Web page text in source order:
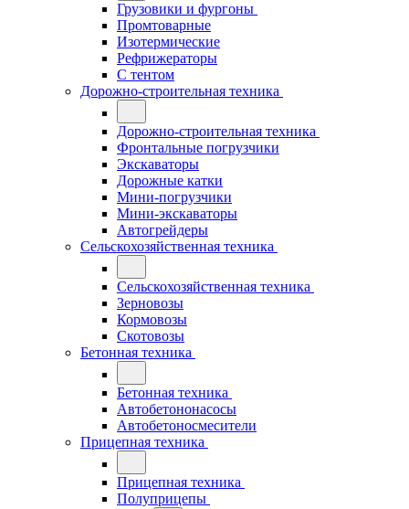
Грузовики и фургоны
Промтоварные
Изотермические
Рефрижераторы
С тентом
Дорожно-строительная техника
Дорожно-строительная техника
Фронтальные погрузчики
Экскаваторы
Дорожные катки
Мини-погрузчики
Мини-экскаваторы
Автогрейдеры
Сельскохозяйственная техника
Сельскохозяйственная техника
Зерновозы
Кормовозы
Скотовозы
Бетонная техника
Бетонная техника
Автобетононасосы
Автобетоносмесители
Прицепная техника
Прицепная техника
Полуприцепы